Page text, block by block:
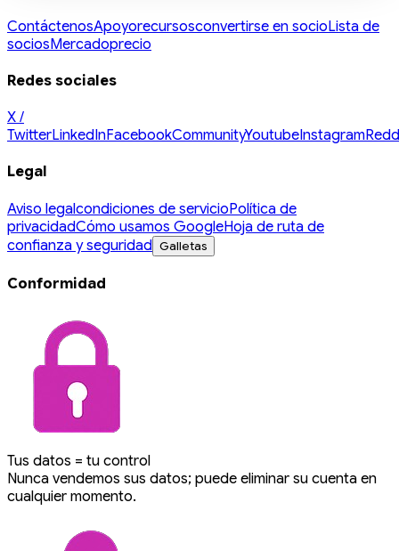
ContáctenosApoyorecursosconvertirse en socioLista de
sociosMercadoprecio
Redes sociales
X /
TwitterLinkedInFacebookCommunityYoutubeInstagram
Legal
Aviso legalcondiciones de servicioPolítica de
privacidadCómo usamos GoogleHoja de ruta de
confianza y seguridad Galletas
Conformidad
Tus datos = tu control
Nunca vendemos sus datos; puede eliminar su cuenta en
cualquier momento.